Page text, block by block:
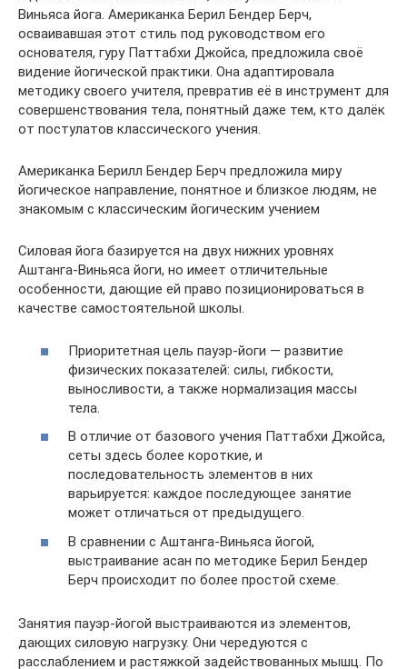
Виньяса йога. Американка Берил Бендер Берч,
осваивавшая этот стиль под руководством его
основателя, гуру Паттабхи Джойса, предложила своё
видение йогической практики. Она адаптировала
методику своего учителя, превратив её в инструмент для
совершенствования тела, понятный даже тем, кто далёк
от постулатов классического учения.
Американка Берилл Бендер Берч предложила миру
йогическое направление, понятное и близкое людям, не
знакомым с классическим йогическим учением
Силовая йога базируется на двух нижних уровнях
Аштанга-Виньяса йоги, но имеет отличительные
особенности, дающие ей право позиционироваться в
качестве самостоятельной школы.
Приоритетная цель пауэр-йоги — развитие
физических показателей: силы, гибкости,
выносливости, а также нормализация массы
тела.
В отличие от базового учения Паттабхи Джойса,
сеты здесь более короткие, и
последовательность элементов в них
варьируется: каждое последующее занятие
может отличаться от предыдущего.
В сравнении с Аштанга-Виньяса йогой,
выстраивание асан по методике Берил Бендер
Берч происходит по более простой схеме.
Занятия пауэр-йогой выстраиваются из элементов,
дающих силовую нагрузку. Они чередуются с
расслаблением и растяжкой задействованных мышц. По